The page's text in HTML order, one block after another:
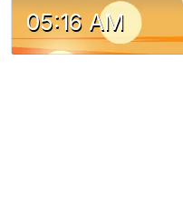
05:16 AM